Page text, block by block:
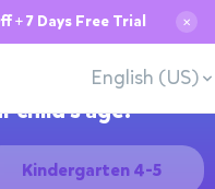
+ 7 Days Free Trial ✕
English (US)
child's age:
Kindergarten 4-5